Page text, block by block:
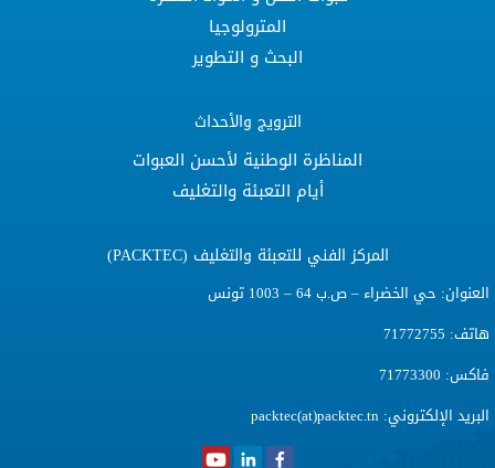
المترولوجيا
البحث و التطوير
الترويج والأحداث
المناظرة الوطنية لأحسن العبوات
أيام التعبئة والتغليف
المركز الفني للتعبئة والتغليف (PACKTEC)
حي الخضراء – ص.ب 64 – 1003 تونس
71772755
71773300
الإلكتروني:packtec(at)packtec.tn